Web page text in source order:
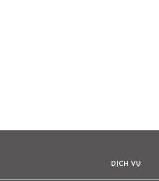
DỊCH VỤ